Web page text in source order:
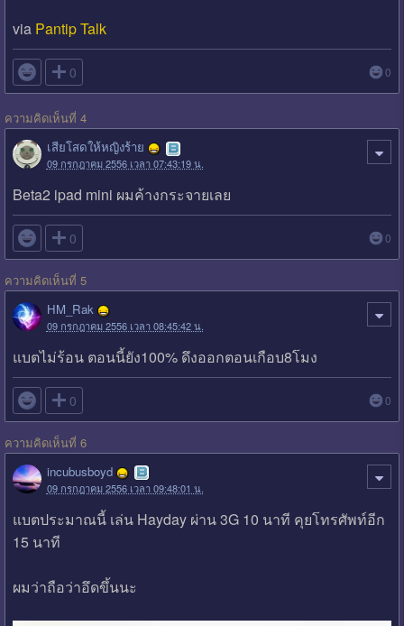
via Pantip Talk
 0 0
ความคิดเห็นที่ 4
เสียโสดให้หญิงร้าย
09 กรกฎาคม 2556 เวลา 07:43:19 น.
Beta2 ipad mini ผมค้างกระจายเลย
 0 0
ความคิดเห็นที่ 5
HM_Rak
09 กรกฎาคม 2556 เวลา 08:45:42 น.
แบตไม่ร้อน ตอนนี้ยัง100% ดึงออกตอนเกือบ8โมง
 0 0
ความคิดเห็นที่ 6
incubusboyd
09 กรกฎาคม 2556 เวลา 09:48:01 น.
แบตประมาณนี้ เล่น Hayday ผ่าน 3G 10 นาที คุยโทรศัพท์อีก
15 นาที
ผมว่าถือว่าอึดขึ้นนะ